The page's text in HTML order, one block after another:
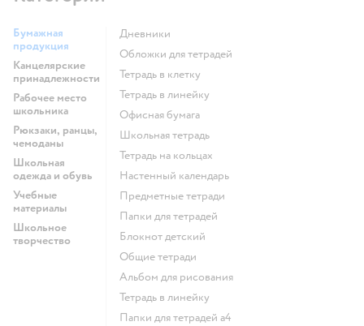
Бумажная
продукция
Канцелярские
принадлежности
Рабочее место
школьника
Рюкзаки, ранцы,
чемоданы
Школьная
одежда и обувь
Учебные
материалы
Школьное
творчество
Дневники
Обложки для тетрадей
Тетрадь в клетку
Тетрадь в линейку
Офисная бумага
Школьная тетрадь
Тетрадь на кольцах
Настенный календарь
Предметные тетради
Папки для тетрадей
Блокнот детский
Общие тетради
Альбом для рисования
Тетрадь в линейку
Папки для тетрадей а4